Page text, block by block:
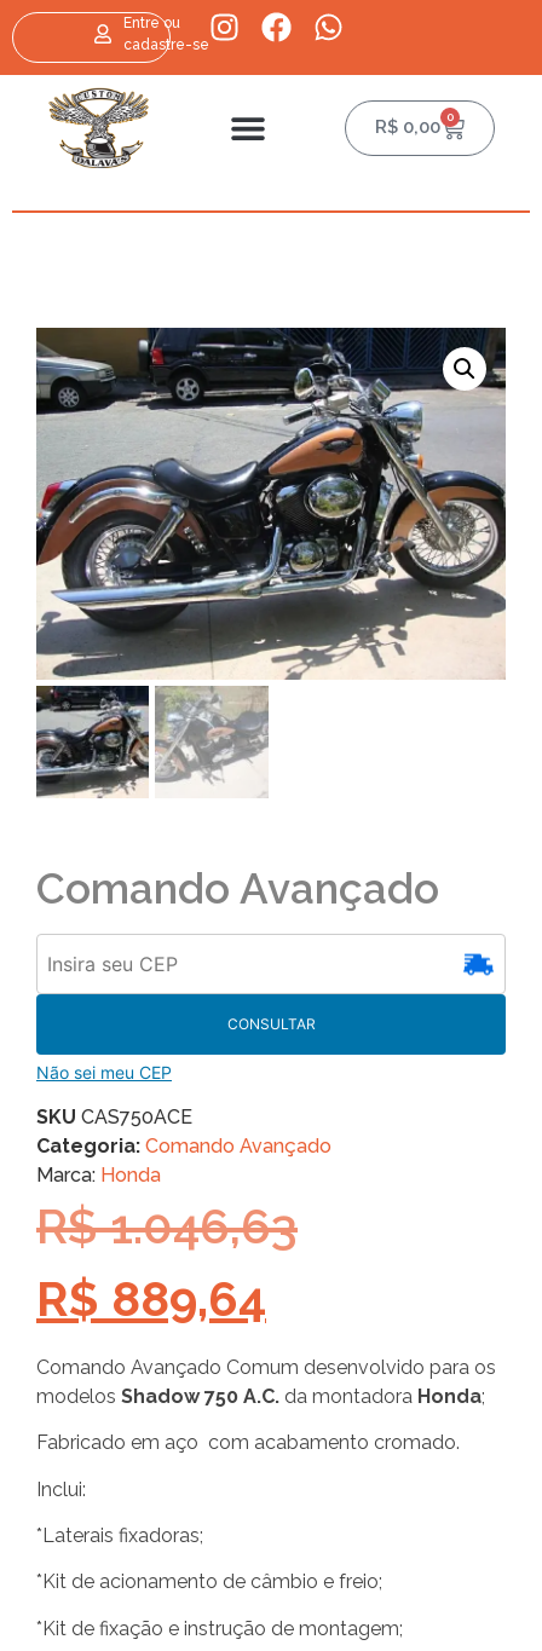
Entre ou
cadastre-se
R$ 0,00 0
Comando Avançado
CONSULTAR
Não sei meu CEP
SKU CAS750ACE
Categoria: Comando Avançado
Marca: Honda
R$1.046,63
R$ 889,64
Comando Avançado Comum desenvolvido para os
modelos Shadow 750 A.C. da montadora Honda;
Fabricado em aço com acabamento cromado.
Inclui:
*Laterais fixadoras;
*Kit de acionamento de câmbio e freio;
*Kit de fixação e instrução de montagem;